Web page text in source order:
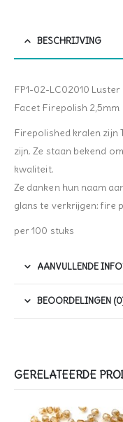
BESCHRIJVING
FP1-02-LC02010
Facet Firepolish 2,5mm
Firepolished kralen zijn
zijn. Ze staan bekend
kwaliteit.
Ze danken hun naam
glans te verkrijgen: fire
per 100 stuks
AANVULLENDE
BEOORDELINGEN
GERELATEERDE